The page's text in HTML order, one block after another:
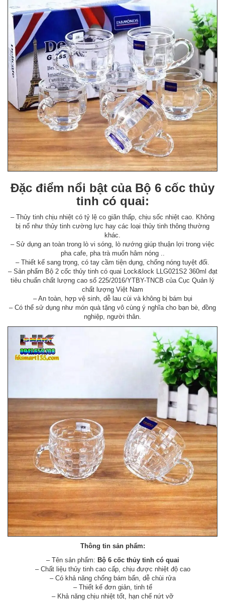
Đặc điểm nổi bật của Bộ 6 cốc thủy
tinh có quai:
– Thủy tinh chịu nhiệt có tỷ lệ co giãn thấp, chịu sốc nhiệt cao. Không
bị nổ như thủy tinh cường lực hay các loại thủy tinh thông thường
khác.
– Sử dụng an toàn trong lò vi sóng, lò nướng giúp thuận lợi trong việc
pha cafe, pha trà muốn hâm nóng ..
– Thiết kế sang trọng, có tay cầm tiện dụng, chống nóng tuyệt đối.
– Sản phẩm Bộ 2 cốc thủy tinh có quai Lock&lock LLG021S2 360ml đạt
tiêu chuẩn chất lượng cao số 225/2016/YTBY-TNCB của Cục Quản lý
chất lượng Việt Nam
– An toàn, hợp vệ sinh, dễ lau cùi và không bị bám bụi
– Có thể sử dụng như món quà tặng vô cùng ý nghĩa cho bạn bè, đồng
nghiệp, người thân.
Thông tin sản phẩm:
– Tên sản phẩm: Bộ 6 cốc thủy tinh có quai
– Chất liệu thủy tinh cao cấp, chịu được nhiệt độ cao
– Có khả năng chống bám bẩn, dễ chùi rửa
– Thiết kế đơn giản, tinh tế
– Khả năng chịu nhiệt tốt, hạn chế nứt vỡ